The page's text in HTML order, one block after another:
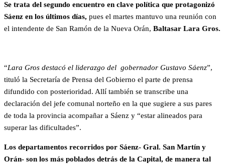
Se trata del segundo encuentro en clave política que protagonizó
Sáenz en los últimos días, pues el martes mantuvo una reunión con
el intendente de San Ramón de la Nueva Orán, Baltasar Lara Gros.
“Lara Gros destacó el liderazgo del gobernador Gustavo Sáenz”,
tituló la Secretaría de Prensa del Gobierno el parte de prensa
difundido con posterioridad. Allí también se transcribe una
declaración del jefe comunal norteño en la que sugiere a sus pares
de toda la provincia acompañar a Sáenz y “estar alineados para
superar las dificultades”.
Los departamentos recorridos por Sáenz- Gral. San Martín y
Orán- son los más poblados detrás de la Capital, de manera tal